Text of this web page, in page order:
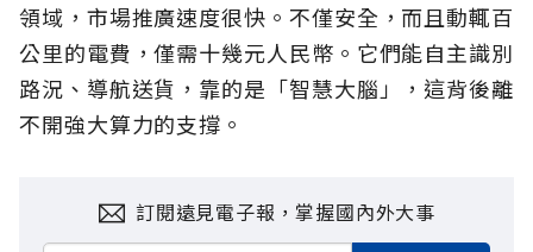
領域，市場推廣速度很快。不僅安全，而且動輒百
公里的電費，僅需十幾元人民幣。它們能自主識別
路況、導航送貨，靠的是「智慧大腦」，這背後離
不開強大算力的支撐。
訂閱遠見電子報，掌握國內外大事